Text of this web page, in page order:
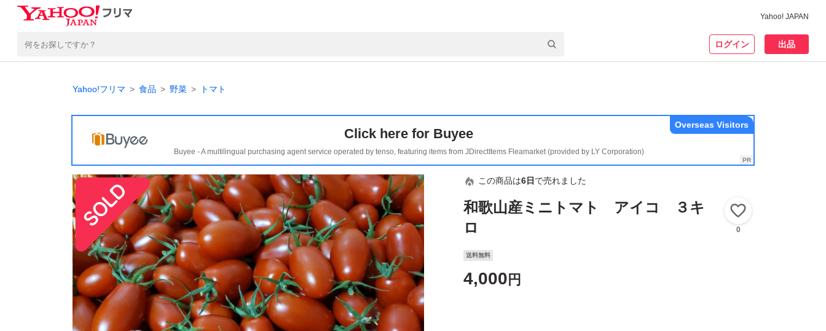
Yahoo! JAPAN
ログイン 出品
Yahoo!フリマ 食品 野菜 トマト
Click here for Buyee
Buyee - A multilingual purchasing agent service operated by tenso, featuring items from JDirectItems Fleamarket (provided by LY Corporation)
Overseas Visitors
この商品は6日 で売れました
和歌山産ミニトマト アイコ ３キ
ロ
0
送料無料
4,000 円